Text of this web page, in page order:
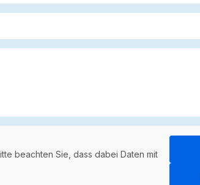
beachten Sie, dass dabei Daten mit